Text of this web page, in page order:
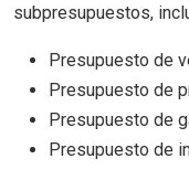
subpresupuestos,
Presupuesto de
Presupuesto de
Presupuesto de
Presupuesto de